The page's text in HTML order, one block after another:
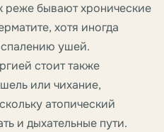
реже бывают хронические
хотя иногда
ушей.
стоит также
или чихание,
атопический
и дыхательные пути.